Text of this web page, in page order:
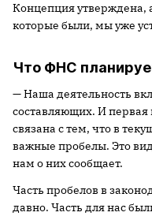
Концепция утверждена,
которые были, мы уже
Что ФНС
— Наша деятельность
составляющих. И
связана с тем, что в
важные пробелы. Это
нам о них сообщает.
Часть пробелов в
давно. Часть для нас